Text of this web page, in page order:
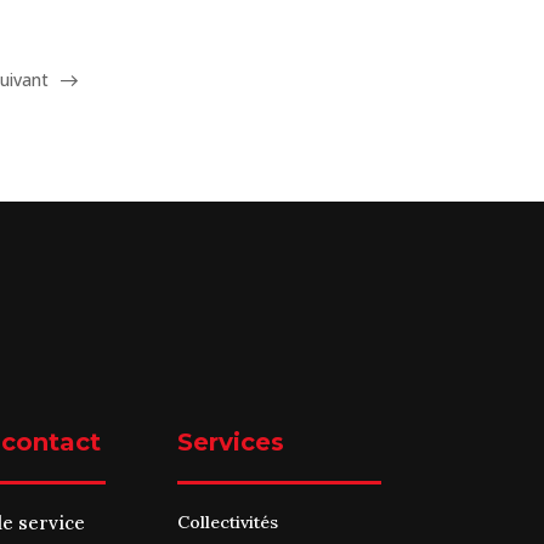
service
Services
Collectivités